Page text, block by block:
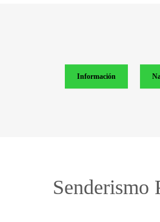
Información
Senderismo